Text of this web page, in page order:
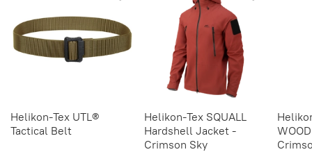
Helikon-Tex UTL®
Tactical Belt
Helikon-Tex SQUALL
Hardshell Jacket -
Crimson Sky